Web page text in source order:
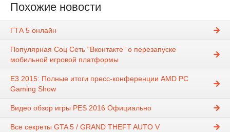
Похожие новости
ГТА 5 онлайн
Популярная Соц Сеть “Вконтакте” о перезапуске
мобильной игровой платформы
E3 2015: Полные итоги пресс-конференции AMD PC
Gaming Show
Видео обзор игры PES 2016 Официально
Все секреты GTA 5 / GRAND THEFT AUTO V